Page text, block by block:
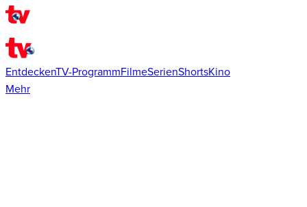
EntdeckenTV-ProgrammFilmeSerienShortsKino
Mehr